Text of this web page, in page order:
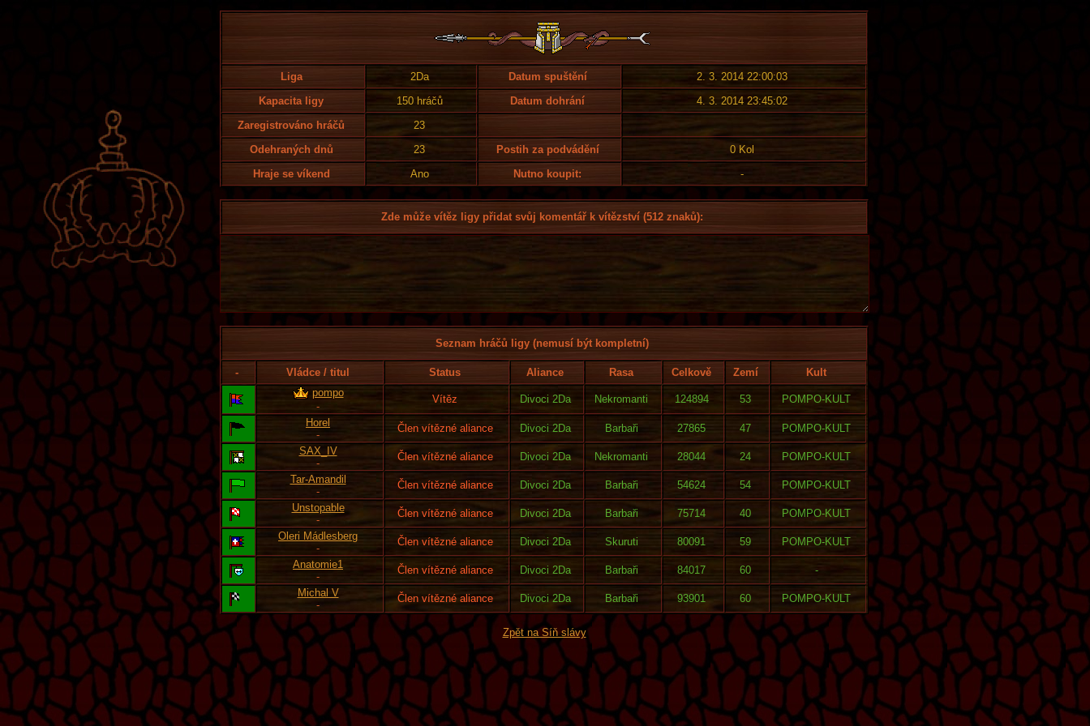
Liga 2Da Datum spuštění
2. 3. 2014 22:00:03
Kapacita ligy
150 hráčů Datum dohrání
4. 3. 2014 23:45:02
Zaregistrováno hráčů
23
Odehraných dnů
23 Postih za podvádění
0 Kol
Hraje se víkend
Ano Nutno koupit: -
Zde může vítěz ligy přidat svůj komentář k vítězství (512 znaků):
Seznam hráčů ligy (nemusí být kompletní)
- Vládce / titul Status Aliance Rasa Celkově Zemí
Kult
pompo
-
Vítěz Divoci 2Da Nekromanti 124894 53
POMPO-KULT
Horel
-
Člen vítězné aliance Divoci 2Da Barbaři 27865 47
POMPO-KULT
SAX_IV
-
Člen vítězné aliance Divoci 2Da Nekromanti 28044 24
POMPO-KULT
Tar-Amandil
-
Člen vítězné aliance Divoci 2Da Barbaři 54624 54
POMPO-KULT
Unstopable
-
Člen vítězné aliance Divoci 2Da Barbaři 75714 40
POMPO-KULT
Oleri Mádlesberg
-
Člen vítězné aliance Divoci 2Da Skuruti 80091 59
POMPO-KULT
Anatomie1
-
Člen vítězné aliance Divoci 2Da Barbaři 84017 60
-
Michal V
-
Člen vítězné aliance Divoci 2Da Barbaři 93901 60 POMPO-KULT
Zpět na Síň slávy